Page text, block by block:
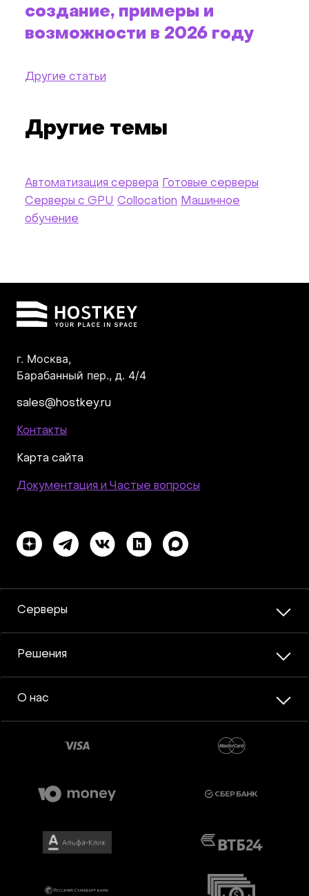
создание, примеры и
возможности в 2026 году
Другие статьи
Другие темы
Автоматизация сервера Готовые серверы
Серверы c GPU Collocation Машинное
обучение
г. Москва,
Барабанный пер., д. 4/4
sales@hostkey.ru
Контакты
Карта сайта
Документация и Частые вопросы
Серверы
Решения
О нас